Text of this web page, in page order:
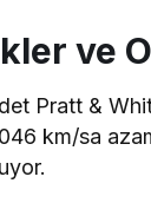
ve
Pratt &
km/sa